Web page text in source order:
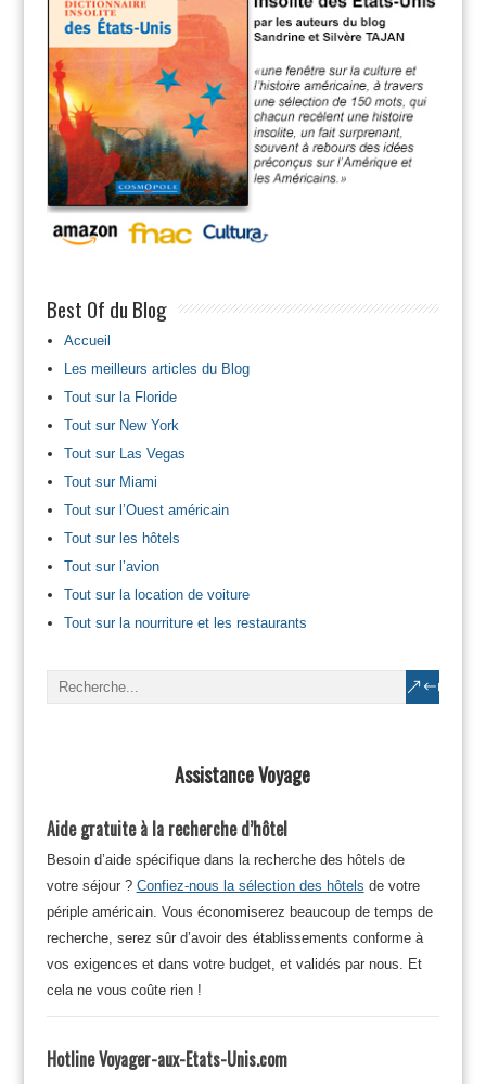
Best Of du Blog
Accueil
Les meilleurs articles du Blog
Tout sur la Floride
Tout sur New York
Tout sur Las Vegas
Tout sur Miami
Tout sur l’Ouest américain
Tout sur les hôtels
Tout sur l’avion
Tout sur la location de voiture
Tout sur la nourriture et les restaurants
Assistance Voyage
Aide gratuite à la recherche d’hôtel
Besoin d’aide spécifique dans la recherche des hôtels de
votre séjour ? Confiez-nous la sélection des hôtels de votre
périple américain. Vous économiserez beaucoup de temps de
recherche, serez sûr d’avoir des établissements conforme à
vos exigences et dans votre budget, et validés par nous. Et
cela ne vous coûte rien !
Hotline Voyager-aux-Etats-Unis.com